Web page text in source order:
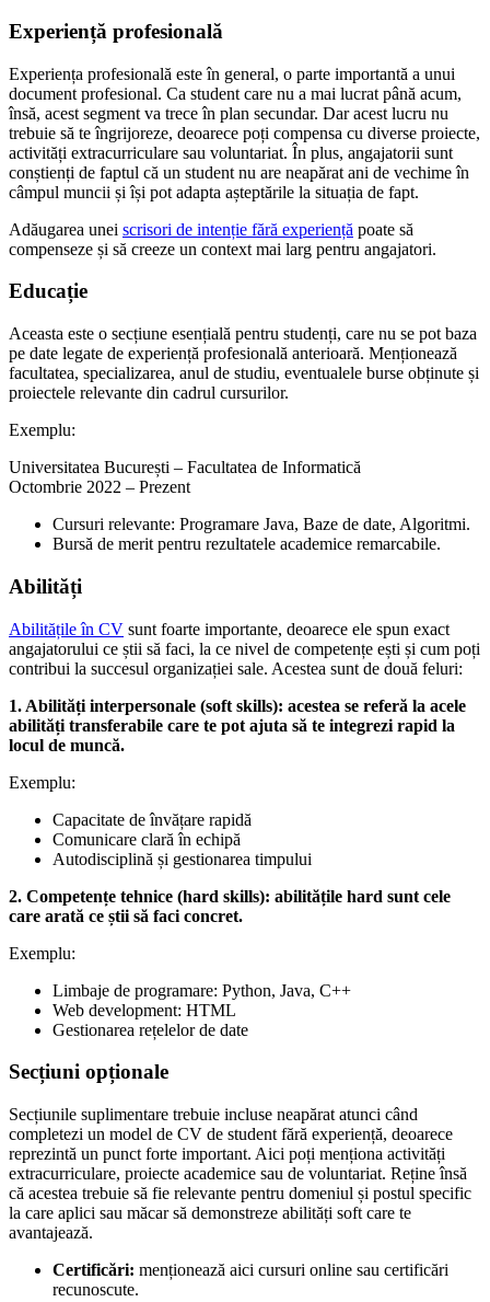
Experiență profesională
Experiența profesională este în general, o parte importantă a unui
document profesional. Ca student care nu a mai lucrat până acum,
însă, acest segment va trece în plan secundar. Dar acest lucru nu
trebuie să te îngrijoreze, deoarece poți compensa cu diverse proiecte,
activități extracurriculare sau voluntariat. În plus, angajatorii sunt
conștienți de faptul că un student nu are neapărat ani de vechime în
câmpul muncii și își pot adapta așteptările la situația de fapt.
Adăugarea unei scrisori de intenție fără experiență poate să
compenseze și să creeze un context mai larg pentru angajatori.
Educație
Aceasta este o secțiune esențială pentru studenți, care nu se pot baza
pe date legate de experiență profesională anterioară. Menționează
facultatea, specializarea, anul de studiu, eventualele burse obținute și
proiectele relevante din cadrul cursurilor.
Exemplu:
Universitatea București – Facultatea de Informatică
Octombrie 2022 – Prezent
Cursuri relevante: Programare Java, Baze de date, Algoritmi.
Bursă de merit pentru rezultatele academice remarcabile.
Abilități
Abilitățile în CV sunt foarte importante, deoarece ele spun exact
angajatorului ce știi să faci, la ce nivel de competențe ești și cum poți
contribui la succesul organizației sale. Acestea sunt de două feluri:
1. Abilități interpersonale (soft skills): acestea se referă la acele
abilități transferabile care te pot ajuta să te integrezi rapid la
locul de muncă.
Exemplu:
Capacitate de învățare rapidă
Comunicare clară în echipă
Autodisciplină și gestionarea timpului
2. Competențe tehnice (hard skills): abilitățile hard sunt cele
care arată ce știi să faci concret.
Exemplu:
Limbaje de programare: Python, Java, C++
Web development: HTML
Gestionarea rețelelor de date
Secțiuni opționale
Secțiunile suplimentare trebuie incluse neapărat atunci când
completezi un model de CV de student fără experiență, deoarece
reprezintă un punct forte important. Aici poți menționa activități
extracurriculare, proiecte academice sau de voluntariat. Reține însă
că acestea trebuie să fie relevante pentru domeniul și postul specific
la care aplici sau măcar să demonstreze abilități soft care te
avantajează.
Certificări: menționează aici cursuri online sau certificări
recunoscute.